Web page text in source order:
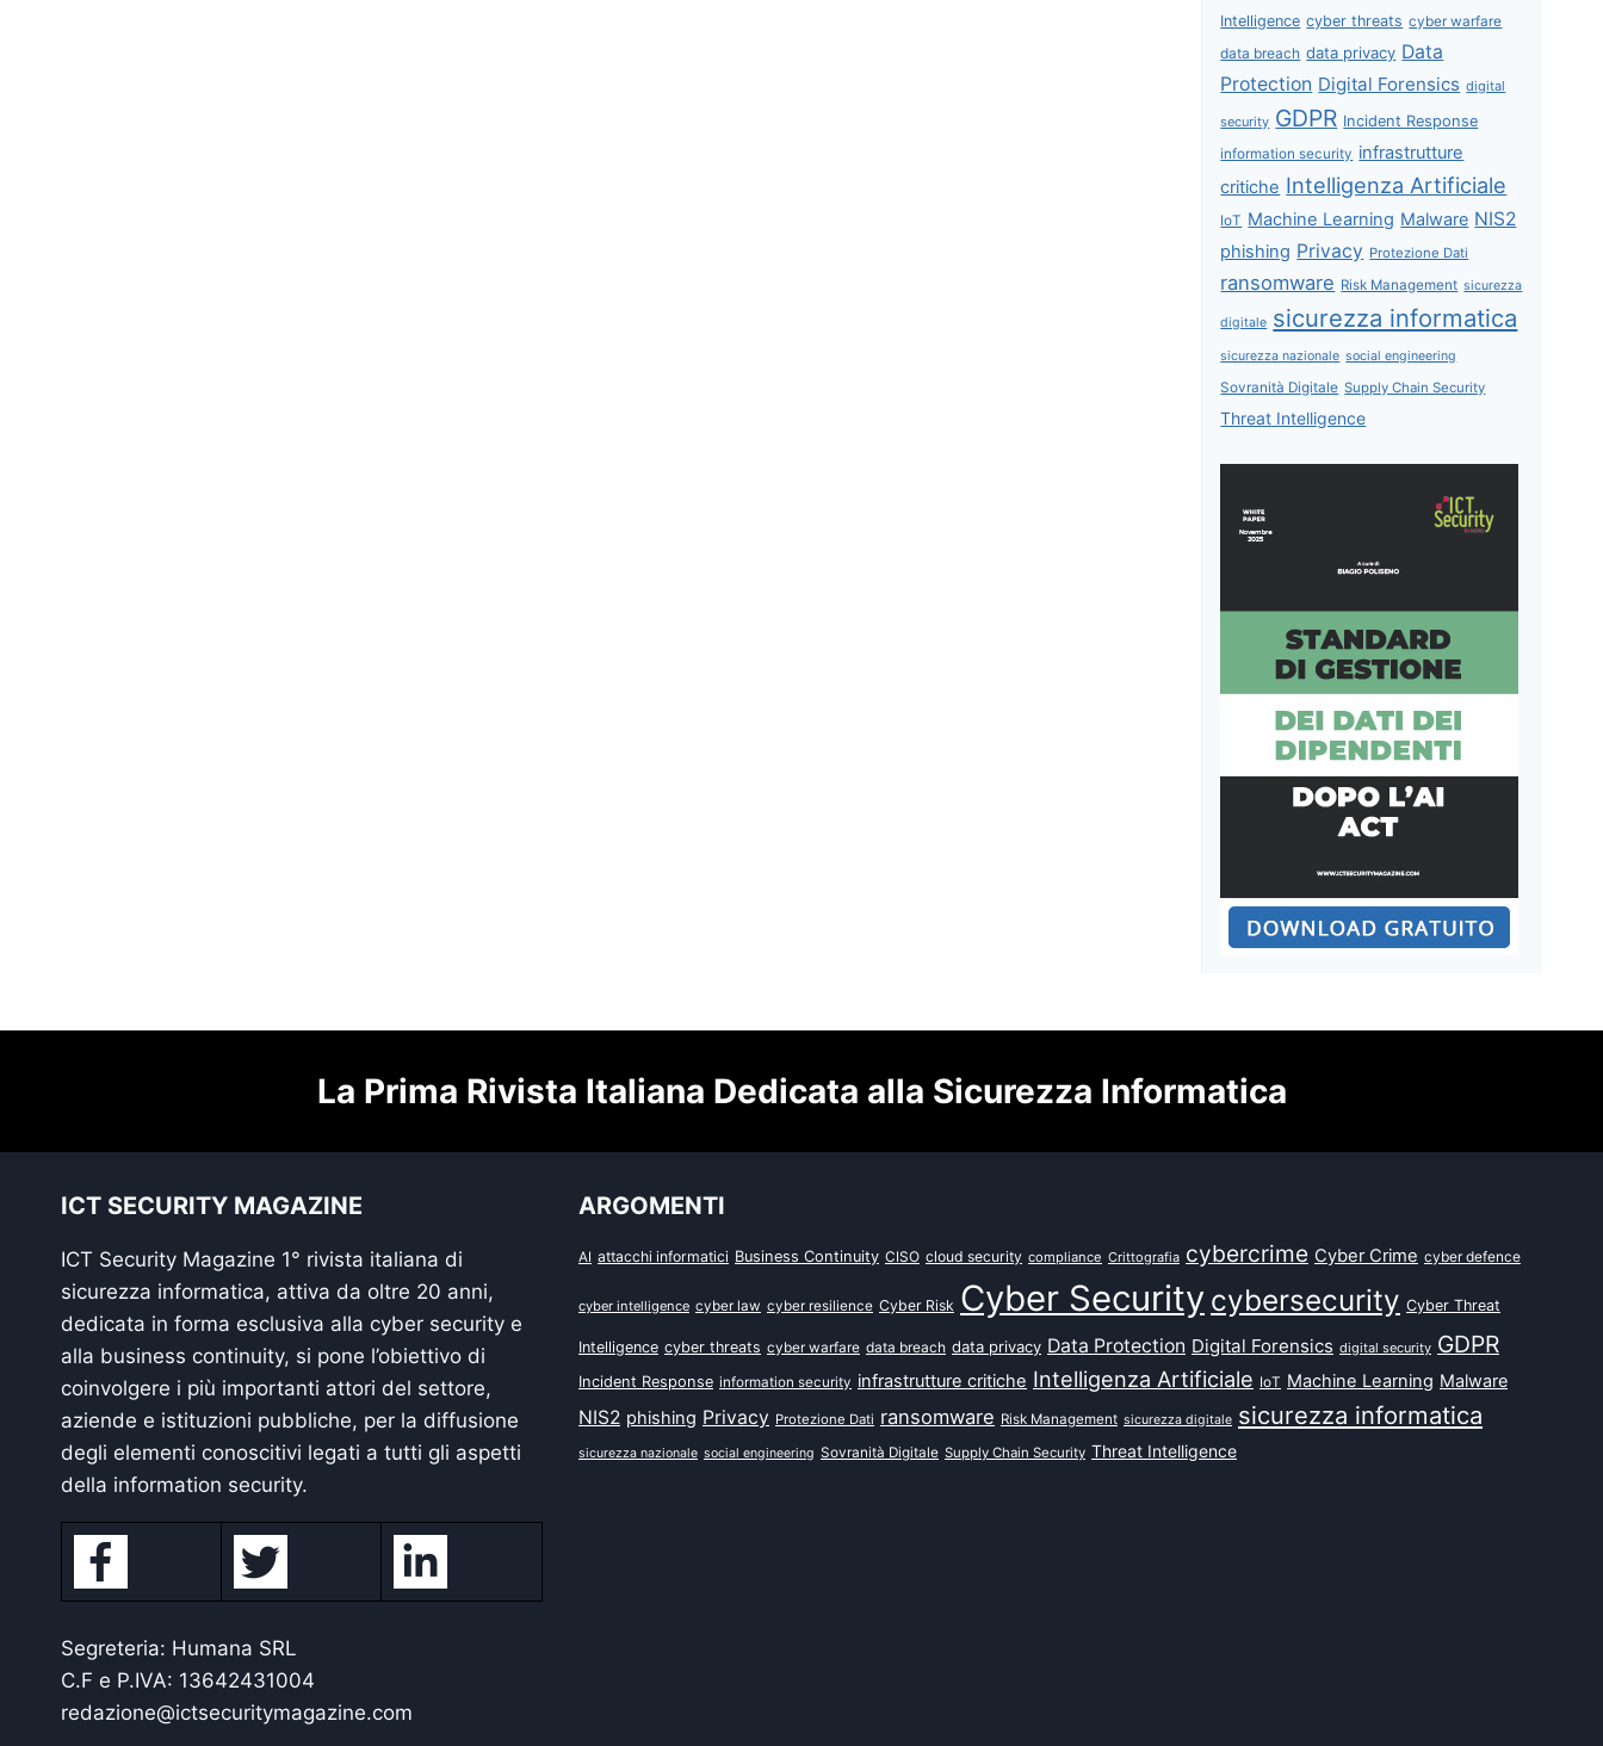
Intelligence cyber threats cyber warfare
data breach data privacy Data
Protection Digital Forensics digital
security GDPR Incident Response
information security infrastrutture
critiche Intelligenza Artificiale
IoT Machine Learning Malware NIS2
phishing Privacy Protezione Dati
ransomware Risk Management sicurezza
digitale sicurezza informatica
sicurezza nazionale social engineering
Sovranità Digitale Supply Chain Security
Threat Intelligence
La Prima Rivista Italiana Dedicata alla Sicurezza Informatica
ICT SECURITY MAGAZINE
ICT Security Magazine 1° rivista italiana di
sicurezza informatica, attiva da oltre 20 anni,
dedicata in forma esclusiva alla cyber security e
alla business continuity, si pone l’obiettivo di
coinvolgere i più importanti attori del settore,
aziende e istituzioni pubbliche, per la diffusione
degli elementi conoscitivi legati a tutti gli aspetti
della information security.
Segreteria: Humana SRL
C.F e P.IVA: 13642431004
redazione@ictsecuritymagazine.com
ARGOMENTI
AI attacchi informatici Business Continuity CISO cloud security compliance Crittografia cybercrime Cyber Crime cyber defence
cyber intelligence cyber law cyber resilience Cyber Risk Cyber Security cybersecurity Cyber Threat
Intelligence cyber threats cyber warfare data breach data privacy Data Protection Digital Forensics digital security GDPR
Incident Response information security infrastrutture critiche Intelligenza Artificiale IoT Machine Learning Malware
NIS2 phishing Privacy Protezione Dati ransomware Risk Management sicurezza digitale sicurezza informatica
sicurezza nazionale social engineering Sovranità Digitale Supply Chain Security Threat Intelligence